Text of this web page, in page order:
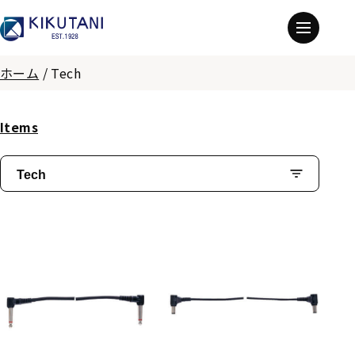
ホーム / Tech
Items
Tech